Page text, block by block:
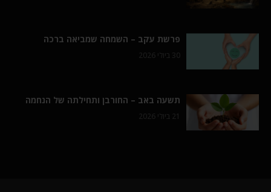
פרשת עקב – השמחה שמביאה ברכה
30 ביולי 2026
תשעה באב – החורבן ותחילתה של הנחמה
21 ביולי 2026